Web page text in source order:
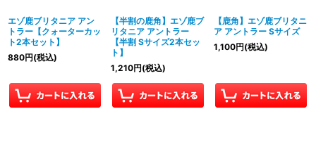
エゾ鹿ブリタニア アン
トラー【クォーターカッ
ト2本セット】
880円(税込)
【半割の鹿角】エゾ鹿ブ
リタニア アントラー
【半割 Sサイズ2本セッ
ト】
1,210円(税込)
【鹿角】エゾ鹿ブリタニ
ア アントラー Sサイズ
1,100円(税込)